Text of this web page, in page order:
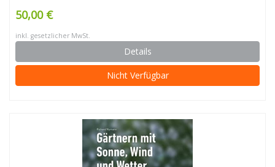
50,00 €
inkl. gesetzlicher MwSt.
Details
Nicht Verfügbar